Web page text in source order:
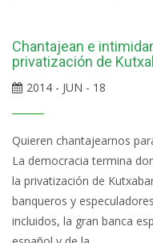
Chantajean e
privatización de
2014 - JUN - 18
Quieren chantajearnos
La democracia termina
la privatización de
banqueros y
incluidos, la gran banca